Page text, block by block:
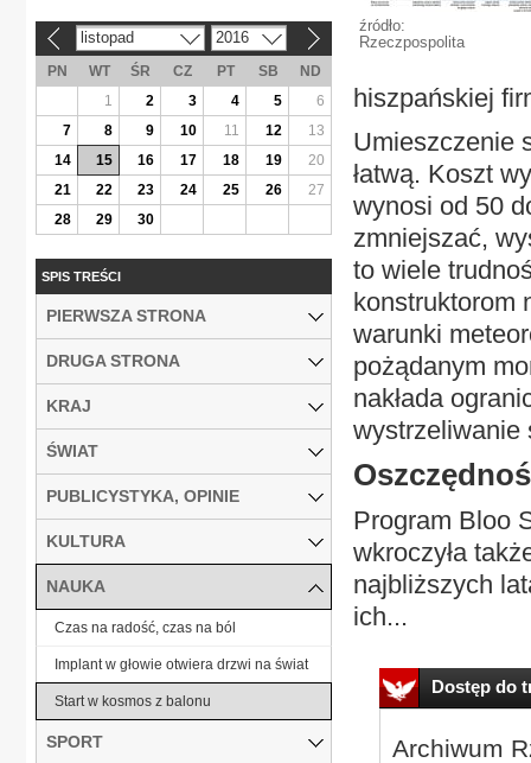
źródło:
Rzeczpospolita
hiszpańskiej
Umieszczenie
łatwą. Koszt
wynosi od 50
zmniejszać,
to wiele
konstruktorom
warunki
pożądanym
nakłada
wystrzeliwanie
Program Bloo
wkroczyła
najbliższych
ich...
Dostęp do
Archiwum
listopad 2016
PN WT ŚR CZ PT SB
ND
1
2 3 4 5
6
7
8 9 10 11 12
13
14
15 16 17 18 19
20
21
22 23 24 25 26
27
28
29 30
SPIS TREŚCI
PIERWSZA STRONA
DRUGA STRONA
KRAJ
ŚWIAT
PUBLICYSTYKA, OPINIE
KULTURA
NAUKA
Czas na radość, czas na ból
Implant w głowie otwiera drzwi na świat
Start w kosmos z balonu
SPORT